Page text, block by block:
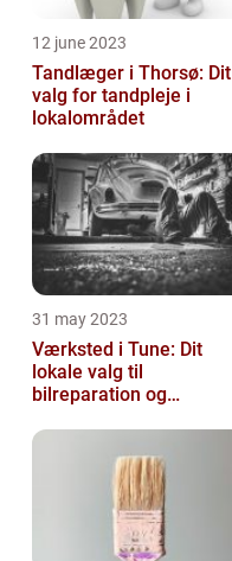
12 june 2023
Tandlæger i Thorsø: Dit
valg for tandpleje i
lokalområdet
31 may 2023
Værksted i Tune: Dit
lokale valg til
bilreparation og